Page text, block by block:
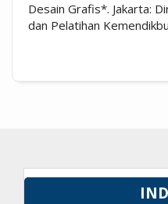
Desain Grafis*. Jakarta:
dan Pelatihan